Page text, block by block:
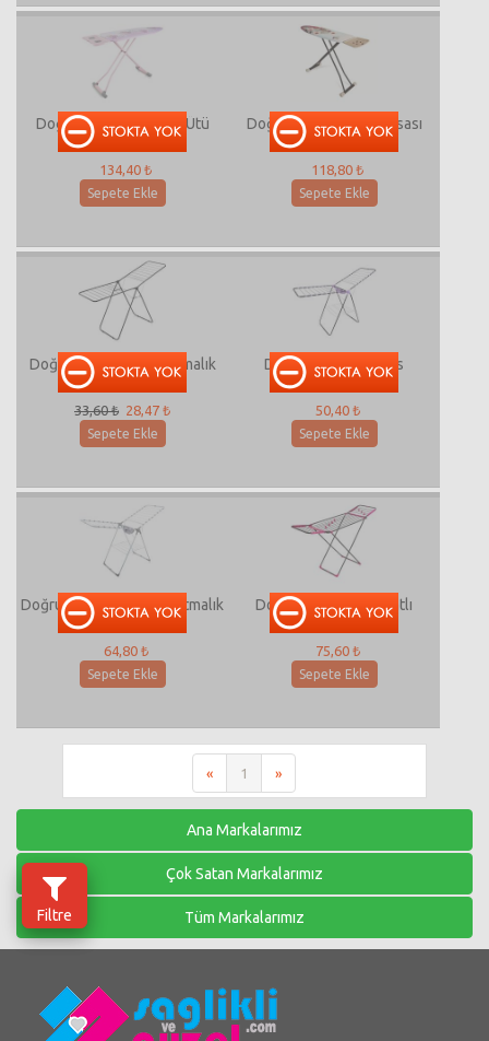
Doğrular Adriana Soft Ütü
Masası
134,40 ₺
Sepete Ekle
Doğrular Liana Ütü Masası
118,80 ₺
Sepete Ekle
Doğrular Fly Eco Kurutmalık
33,60 ₺ 28,47 ₺
Sepete Ekle
Doğrular House Plus
Kurutmalık 2002
50,40 ₺
Sepete Ekle
Doğrular Mına Soft Kurutmalık
64,80 ₺
Sepete Ekle
Doğrular Avrora Kanatlı
Kurutmalık
75,60 ₺
Sepete Ekle
« 1 »
Filtre
Ana Markalarımız
Çok Satan Markalarımız
Tüm Markalarımız